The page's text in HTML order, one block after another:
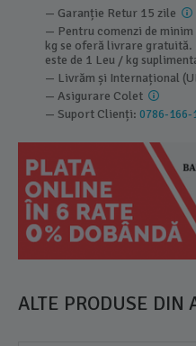
— Garanție Retur 15 zile
— Pentru comenzi de
kg se oferă livrare
este de 1 Leu / kg
— Livrăm și Internațional
— Asigurare Colet
— Suport Clienți:0786-166-
ALTE PRODUSE DIN